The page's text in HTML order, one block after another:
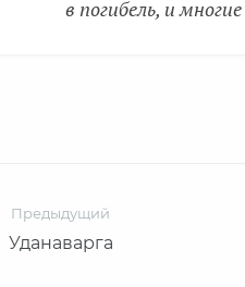
в погибель, и
Предыдущий
Уданаварга